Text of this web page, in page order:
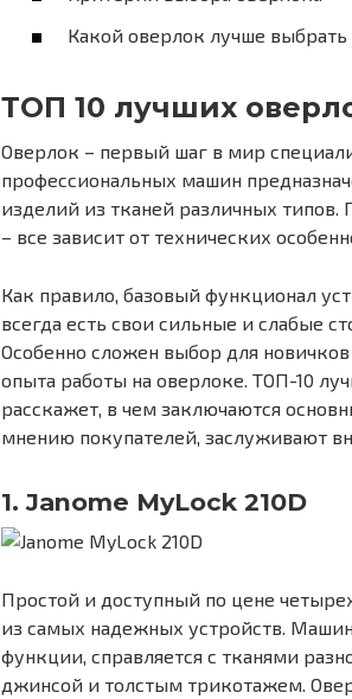
Какой оверлок лучше выбрать
ТОП 10 лучших
Оверлок – первый шаг в мир
профессиональных машин
изделий из тканей различных
– все зависит от технических
Как правило, базовый функционал
всегда есть свои сильные и слабые
Особенно сложен выбор для
опыта работы на оверлоке. ТОП-10
расскажет, в чем заключаются
мнению покупателей, заслуживают
1. Janome MyLock 210D
Простой и доступный по цене
из самых надежных устройств.
функции, справляется с тканями
джинсой и толстым трикотажем.